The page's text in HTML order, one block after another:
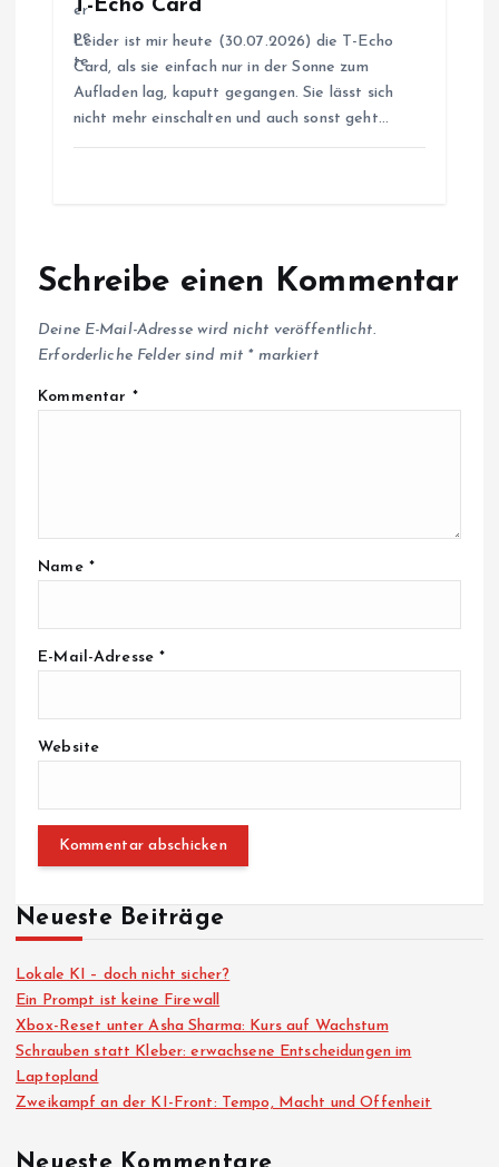
T-Echo Card
Leider ist mir heute (30.07.2026) die T-Echo
Card, als sie einfach nur in der Sonne zum
Aufladen lag, kaputt gegangen. Sie lässt sich
nicht mehr einschalten und auch sonst geht…
Schreibe einen Kommentar
Deine E-Mail-Adresse wird nicht veröffentlicht.
Erforderliche Felder sind mit *markiert
Kommentar *
Name *
E-Mail-Adresse*
Website
Neueste Beiträge
Lokale KI – doch nicht sicher?
Ein Prompt ist keine Firewall
Xbox-Reset unter Asha Sharma: Kurs auf Wachstum
Schrauben statt Kleber: erwachsene Entscheidungen im
Laptopland
Zweikampf an der KI-Front: Tempo, Macht und Offenheit